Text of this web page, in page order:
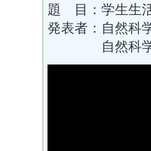
題 目：学生生
発表者：自然科
自然科学技